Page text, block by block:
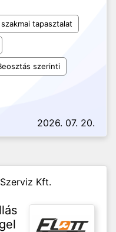
tapasztalat
szerinti
2026. 07. 20.
Kft.